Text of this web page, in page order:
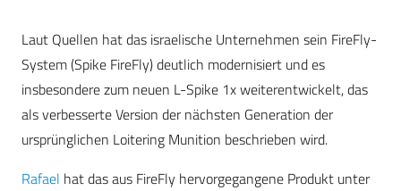
Laut Quellen hat das israelische Unternehmen sein FireFly-
System (Spike FireFly) deutlich modernisiert und es
insbesondere zum neuen L-Spike 1x weiterentwickelt, das
als verbesserte Version der nächsten Generation der
ursprünglichen Loitering Munition beschrieben wird.
Rafael hat das aus FireFly hervorgegangene Produkt unter